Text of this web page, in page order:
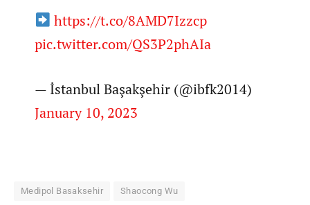
https://t.co/8AMD7Izzcp
pic.twitter.com/QS3P2phAIa
— İstanbul Başakşehir (@ibfk2014)
January 10, 2023
Medipol Basaksehir Shaocong Wu